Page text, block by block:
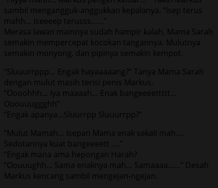
sambil mengangguk-anggukkan kepalanya. “Isep terus
mahh… Iseeeep terusss……”
Merasa lawan mainnya sudah hampir kalah, Mama Sarah
semakin mempercepat kocokan tangannya. Mulutnya
semakin monyong, dan pipinya semakin kempot.
“Sluuurrppp… Engak hayaaaaang?” Tanya Mama Sarah
dengan mulut masih terisi penis Markus.
“Oooohhh… Iya maaaah… Enak bangeeeettttt…
Ooouuuggghh”
“Engak apanya…Sluurrpp Sluuurrpp?”
“Mulut Mamah… Isepan Mama enak sekali mah….
Sedotannya kuat bangeeeett ….”
“Engak mana ama hepongan Harah?
“Oouuughh… Sama enaknya mah… Samaaaa……” Desah
Markus kencang sambil mengejan-ngejan.